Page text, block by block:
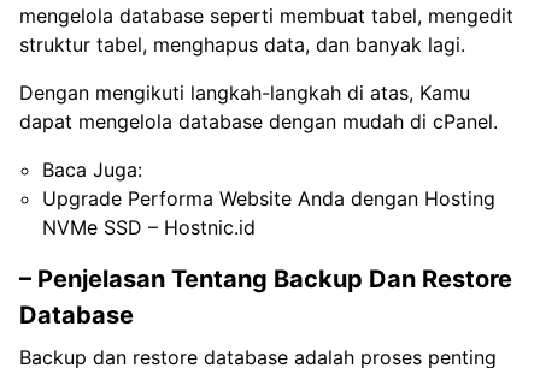
mengelola database seperti membuat tabel, mengedit
struktur tabel, menghapus data, dan banyak lagi.
Dengan mengikuti langkah-langkah di atas, Kamu
dapat mengelola database dengan mudah di cPanel.
Baca Juga:
Upgrade Performa Website Anda dengan Hosting
NVMe SSD – Hostnic.id
– Penjelasan Tentang Backup Dan Restore
Database
Backup dan restore database adalah proses penting